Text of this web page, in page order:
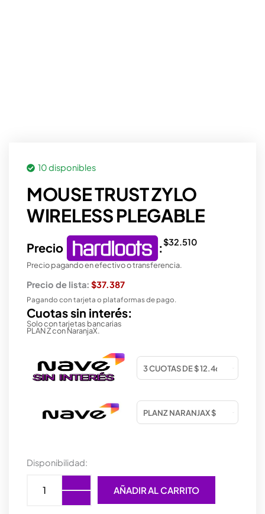
10 disponibles
MOUSE TRUST ZYLO
WIRELESS PLEGABLE
Precio :$32.510
Precio pagando en efectivo o transferencia.
Precio de lista: $37.387
Pagando con tarjeta o plataformas de pago.
Cuotas sin interés:
Solo con tarjetas bancarias
PLAN Z con NaranjaX.
Disponibilidad:
MOUSE
ZYLO
WIRELESS
PLEGABLE
AÑADIR AL CARRITO